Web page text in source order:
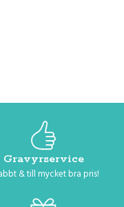
Gravyrservice
& till mycket bra pris!